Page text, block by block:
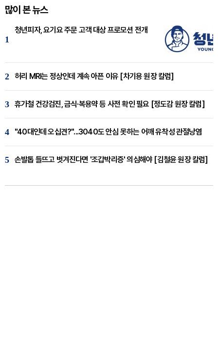
많이 본 뉴스
1
청년피자, 요기요 주문 고객 대상 프로모션 전개
2 허리 MRI는 정상인데 계속 아픈 이유 [차기용 원장 칼럼]
3 휴가철 건강검진, 금식·복용약 등 사전 확인 필요 [정도감 원장 칼럼]
4 "40대인데 오십견?"...3040도 안심 못하는 어깨 유착성 관절낭염
5 손발톱 들뜨고 벗겨진다면 '조갑박리증' 의심해야 [김철윤 원장 칼럼]